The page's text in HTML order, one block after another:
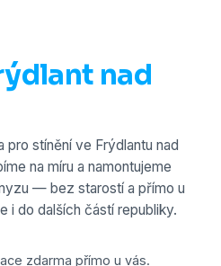
nad
stínění ve Frýdlantu nad
na míru a namontujeme
— bez starostí a přímo u
i do dalších částí republiky.
zdarma přímo u vás.